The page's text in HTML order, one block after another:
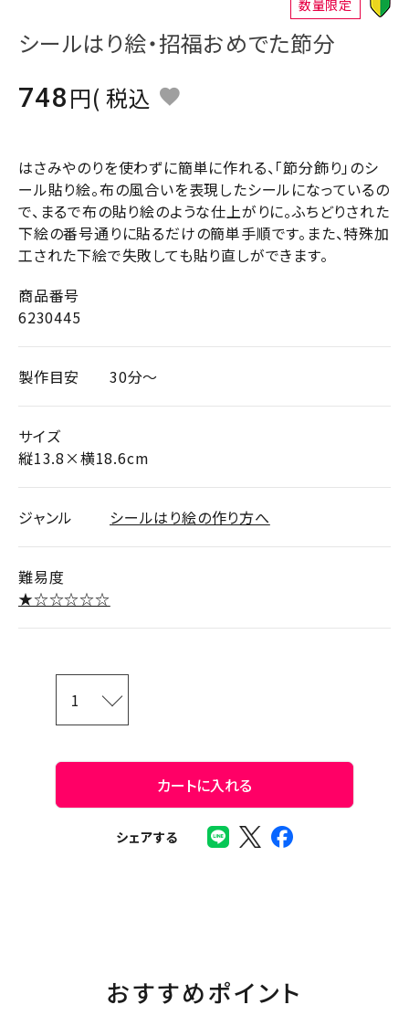
お問い合わせ
ACCOUNT MENU
ようこそ ゲスト 様
person
数量限定
シールはり絵・招福おめでた節分
748
税込
はさみやのりを使わずに簡単に作れる、「節分飾り」のシ
ール貼り絵。布の風合いを表現したシールになっているの
で、まるで布の貼り絵のような仕上がりに。ふちどりされた
下絵の番号通りに貼るだけの簡単手順です。また、特殊加
工された下絵で失敗しても貼り直しができます。
商品番号
6230445
製作目安 30分～
サイズ
縦13.8×横18.6cm
ジャンル シールはり絵の作り方へ
難易度
★☆☆☆☆☆
カートに入れる
シェアする
おすすめポイント